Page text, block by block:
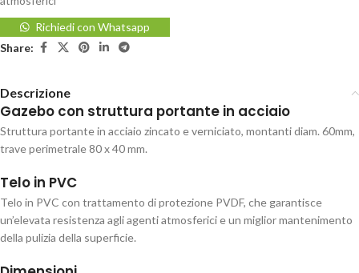
Richiedi con Whatsapp
Share:
Descrizione
Gazebo con struttura portante in acciaio
Struttura portante in acciaio zincato e verniciato, montanti diam. 60mm,
trave perimetrale 80 x 40 mm.
Telo in PVC
Telo in PVC con trattamento di protezione PVDF, che garantisce
un’elevata resistenza agli agenti atmosferici e un miglior mantenimento
della pulizia della superficie.